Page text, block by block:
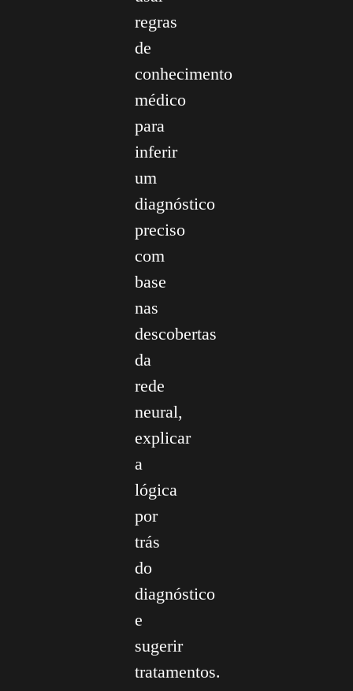
regras
de
conhecimento
médico
para
inferir
um
diagnóstico
preciso
com
base
nas
descobertas
da
rede
neural,
explicar
a
lógica
por
trás
do
diagnóstico
e
sugerir
tratamentos.